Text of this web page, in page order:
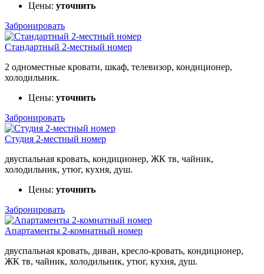
Цены: уточнить
Забронировать
Стандартный 2-местный номер
2 одноместные кровати, шкаф, телевизор, кондиционер,
холодильник.
Цены: уточнить
Забронировать
Студия 2-местный номер
двуспальная кровать, кондиционер, ЖК тв, чайник,
холодильник, утюг, кухня, душ.
Цены: уточнить
Забронировать
Апартаменты 2-комнатный номер
двуспальная кровать, диван, кресло-кровать, кондиционер,
ЖК тв, чайник, холодильник, утюг, кухня, душ.